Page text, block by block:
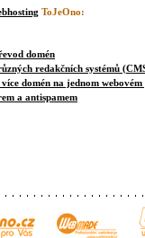
ToJeOno:
domén
redakčních systémů
domén na jednom
a antispamem